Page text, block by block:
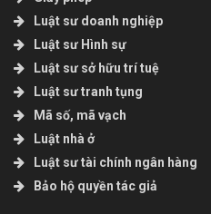
Luật sư doanh nghiệp
Luật sư Hình sự
Luật sư sở hữu trí tuệ
Luật sư tranh tụng
Mã số, mã vạch
Luật nhà ở
Luật sư tài chính ngân hàng
Bảo hộ quyền tác giả